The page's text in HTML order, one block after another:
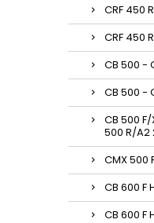
CRF 450
CRF 450
CB 500 -
CB 500 -
CB 500 F/
500 R/A2
CMX 500
CB 600 F
CB 600 F